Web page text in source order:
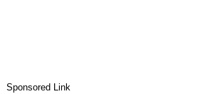
Sponsored Link